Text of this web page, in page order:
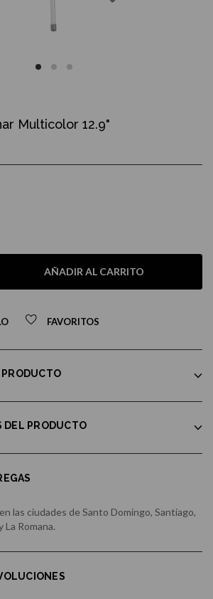
Multicolor 12.9"
AÑADIR AL CARRITO
FAVORITOS
PRODUCTO
DEL PRODUCTO
las ciudades de Santo Domingo, Santiago,
La Romana.